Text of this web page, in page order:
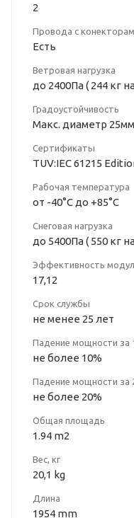
2
Провода с
Есть
Ветровая нагрузка
до 2400Па ( 244 кг
Градоустойчивость
Макс. диаметр
Сертификаты
TUV:IEC 61215
Рабочая температура
от -40°С до +85°С
Снеговая нагрузка
до 5400Па ( 550 кг
Эффективность
17,12
Срок службы
не менее 25 лет
Падение мощности за
не более 10%
Падение мощности за
не более 20%
Общая площадь
1.94 m2
Вес, кг
20,1 kg
Длина
1954 mm